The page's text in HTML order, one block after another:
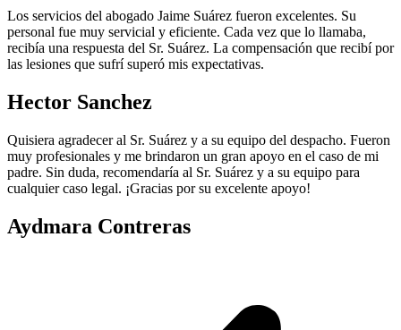
Los servicios del abogado Jaime Suárez fueron excelentes. Su
personal fue muy servicial y eficiente. Cada vez que lo llamaba,
recibía una respuesta del Sr. Suárez. La compensación que recibí por
las lesiones que sufrí superó mis expectativas.
Hector Sanchez
Quisiera agradecer al Sr. Suárez y a su equipo del despacho. Fueron
muy profesionales y me brindaron un gran apoyo en el caso de mi
padre. Sin duda, recomendaría al Sr. Suárez y a su equipo para
cualquier caso legal. ¡Gracias por su excelente apoyo!
Aydmara Contreras